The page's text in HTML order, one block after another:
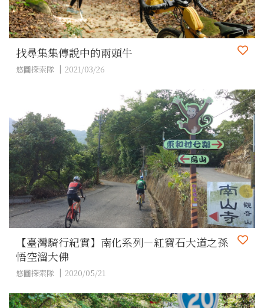
找尋集集傳說中的兩頭牛
悠圖探索隊 2021/03/26
【臺灣騎行紀實】南化系列－紅寶石大道之孫
悟空溜大佛
悠圖探索隊 2020/05/21